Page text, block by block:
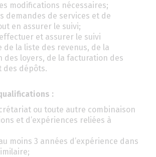
modifications nécessaires;
demandes de services et de
en assurer le suivi;
et assurer le suivi
de la liste des revenus, de la
des loyers, de la facturation des
des dépôts.
:
ou toute autre combinaison
et d’expériences reliées à
moins 3 années d’expérience dans